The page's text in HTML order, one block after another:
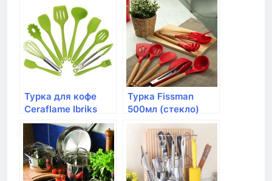
порций
Турка для кофе
Ceraflame Ibriks
New, 0.5 л шоколад
Турка Fissman
500мл (стекло)